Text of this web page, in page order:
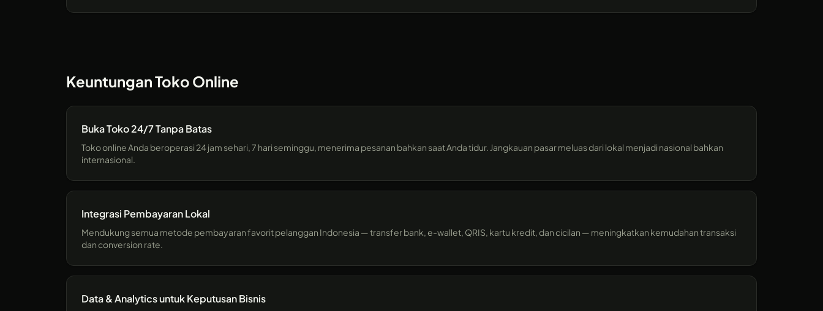
Keuntungan Toko Online
Buka Toko 24/7 Tanpa Batas
Toko online Anda beroperasi 24 jam sehari, 7 hari seminggu, menerima pesanan bahkan saat Anda tidur. Jangkauan pasar meluas dari lokal menjadi nasional bahkan
internasional.
Integrasi Pembayaran Lokal
Mendukung semua metode pembayaran favorit pelanggan Indonesia — transfer bank, e-wallet, QRIS, kartu kredit, dan cicilan — meningkatkan kemudahan transaksi
dan conversion rate.
Data & Analytics untuk Keputusan Bisnis